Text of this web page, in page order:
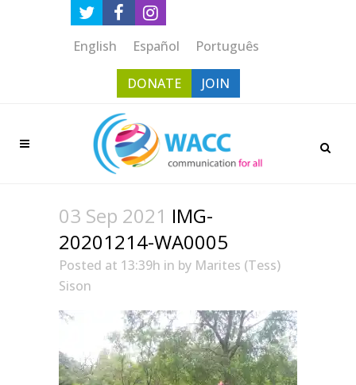
English Español Português
DONATE JOIN
03 Sep 2021 IMG-
20201214-WA0005
Posted at 13:39h in by Marites (Tess)
Sison